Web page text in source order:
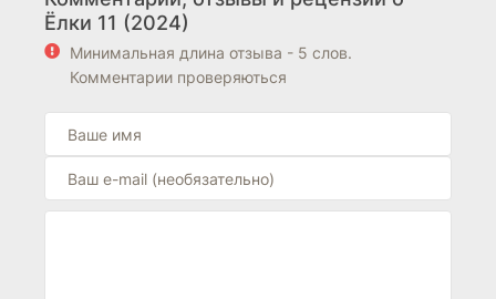
Ёлки 11 (2024)
Минимальная длина отзыва - 5 слов.
Комментарии проверяються